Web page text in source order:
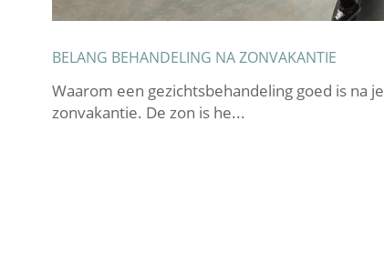
BELANG BEHANDELING NA ZONVAKANTIE
Waarom een gezichtsbehandeling goed is na je
zonvakantie. De zon is he...